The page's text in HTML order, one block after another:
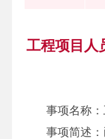
工程项目人
事项名称
事项简述